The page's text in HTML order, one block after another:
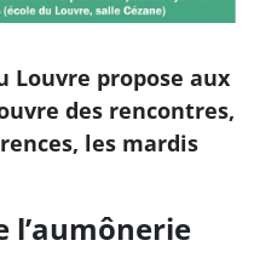
Louvre propose aux
des rencontres,
les mardis
l’aumônerie